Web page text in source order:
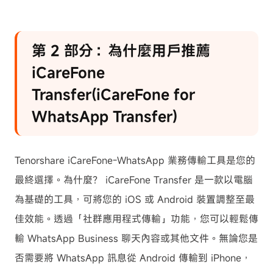
第 2 部分：為什麼用戶推薦
iCareFone
Transfer(iCareFone for
WhatsApp Transfer)
Tenorshare iCareFone-WhatsApp 業務傳輸工具是您的
最終選擇。為什麼？ iCareFone Transfer 是一款以電腦
為基礎的工具，可將您的 iOS 或 Android 裝置調整至最
佳效能。透過「社群應用程式傳輸」功能，您可以輕鬆傳
輸 WhatsApp Business 聊天內容或其他文件。無論您是
否需要將 WhatsApp 訊息從 Android 傳輸到 iPhone，